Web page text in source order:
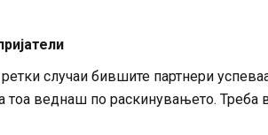
случаи бившите партнери
тоа веднаш по раскинувањето. Треба